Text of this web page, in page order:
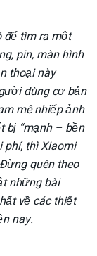
để tìm ra một
pin, màn hình
thoại này
dùng cơ bản
mê nhiếp ảnh
bị “mạnh – bền
phí, thì Xiaomi
quên theo
những bài
về các thiết
nay.